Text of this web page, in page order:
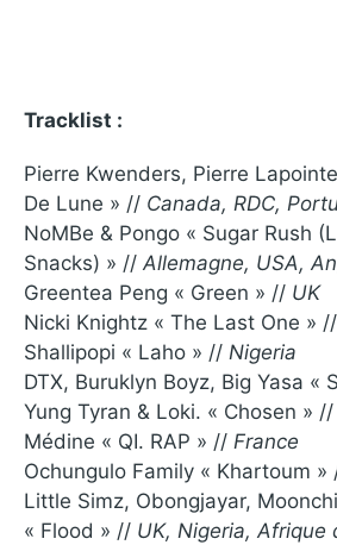
Tracklist :
Pierre Kwenders, Pierre
De Lune » // Canada, RDC,
NoMBe & Pongo « Sugar Rush
Snacks) » // Allemagne, USA,
Greentea Peng « Green » // UK
Nicki Knightz « The Last One » //
Shallipopi « Laho » // Nigeria
DTX, Buruklyn Boyz, Big Yasa «
Yung Tyran & Loki. « Chosen » //
Médine « QI. RAP » // France
Ochungulo Family « Khartoum »
Little Simz, Obongjayar,
« Flood » // UK, Nigeria, Afrique